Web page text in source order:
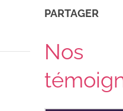
PARTAGER
Nos